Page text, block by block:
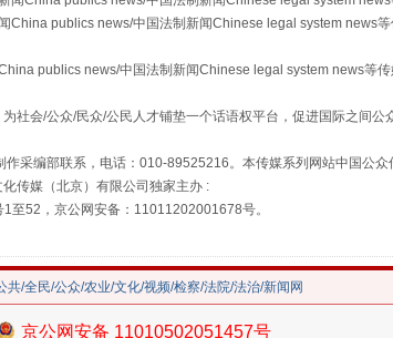
"里的骗局 习近平的“航
publics news/中国法制新闻Chinese legal system news
publics news/中国法制新闻Chinese legal system news等传
社会/公众/民众/公民人才铺垫一个话语权平台，促进国际之间公
采编部联系，电话：010-89525216。本传媒系列网站中国公
传媒（北京）有限公司独家主办 :
至52，京公网安备：11011202001678号。
共/全民/公众/农业/文化/视频/检察/法院/法治/新闻网
京公网安备 11010502051457号